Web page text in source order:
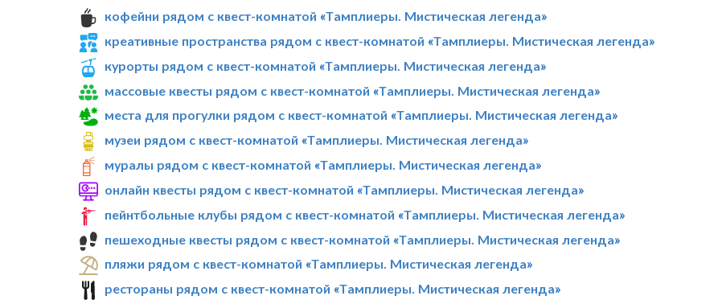
кофейни рядом с квест-комнатой «Тамплиеры. Мистическая легенда»
креативные пространства рядом с квест-комнатой «Тамплиеры. Мистическая легенда»
курорты рядом с квест-комнатой «Тамплиеры. Мистическая легенда»
массовые квесты рядом с квест-комнатой «Тамплиеры. Мистическая легенда»
места для прогулки рядом с квест-комнатой «Тамплиеры. Мистическая легенда»
музеи рядом с квест-комнатой «Тамплиеры. Мистическая легенда»
муралы рядом с квест-комнатой «Тамплиеры. Мистическая легенда»
онлайн квесты рядом с квест-комнатой «Тамплиеры. Мистическая легенда»
пейнтбольные клубы рядом с квест-комнатой «Тамплиеры. Мистическая легенда»
пешеходные квесты рядом с квест-комнатой «Тамплиеры. Мистическая легенда»
пляжи рядом с квест-комнатой «Тамплиеры. Мистическая легенда»
рестораны рядом с квест-комнатой «Тамплиеры. Мистическая легенда»